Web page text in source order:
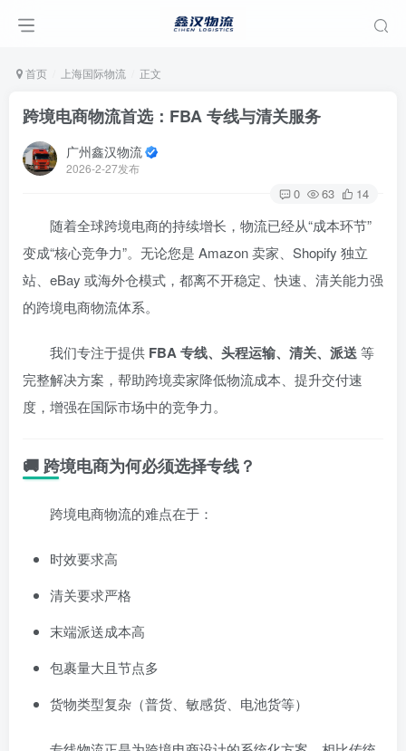
首页 上海国际物流 正文
跨境电商物流首选：FBA 专线与清关服务
广州鑫汉物流
2026-2-27发布
0 63 14
随着全球跨境电商的持续增长，物流已经从“成本环节”
变成“核心竞争力”。无论您是 Amazon 卖家、Shopify 独立
站、eBay 或海外仓模式，都离不开稳定、快速、清关能力强
的跨境电商物流体系。
我们专注于提供 FBA 专线、头程运输、清关、派送等
完整解决方案，帮助跨境卖家降低物流成本、提升交付速
度，增强在国际市场中的竞争力。
🚚 跨境电商为何必须选择专线？
跨境电商物流的难点在于：
时效要求高
清关要求严格
末端派送成本高
包裹量大且节点多
货物类型复杂（普货、敏感货、电池货等）